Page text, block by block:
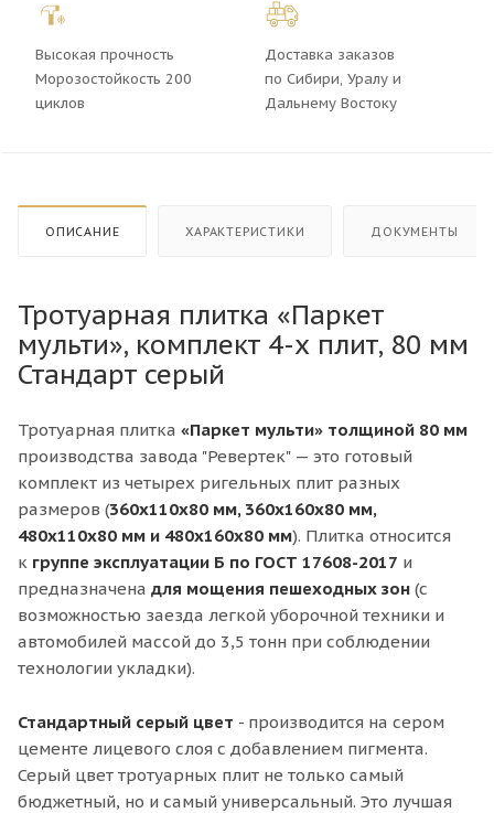
Высокая прочность
Морозостойкость 200
циклов
Доставка заказов
по Сибири, Уралу и
Дальнему Востоку
ОПИСАНИЕ ХАРАКТЕРИСТИКИ ДОКУМЕНТЫ
Тротуарная плитка «Паркет
мульти», комплект 4-х плит, 80 мм
Стандарт серый
Тротуарная плитка «Паркет мульти» толщиной 80 мм
производства завода "Ревертек" — это готовый
комплект из четырех ригельных плит разных
размеров (360x110x80 мм, 360x160x80 мм,
480x110x80 мм и 480x160x80 мм). Плитка относится
к группе эксплуатации Б по ГОСТ 17608-2017 и
предназначена для мощения пешеходных зон (с
возможностью заезда легкой уборочной техники и
автомобилей массой до 3,5 тонн при соблюдении
технологии укладки).
Стандартный серый цвет - производится на сером
цементе лицевого слоя с добавлением пигмента.
Серый цвет тротуарных плит не только самый
бюджетный, но и самый универсальный. Это лучшая